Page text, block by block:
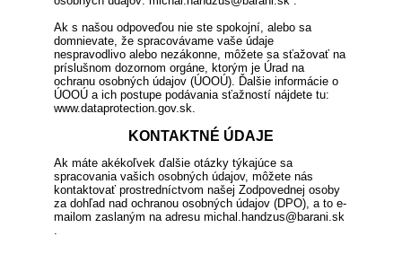
Ak s našou odpoveďou nie ste spokojní, alebo sa
domnievate, že spracovávame vaše údaje
nespravodlivo alebo nezákonne, môžete sa sťažovať na
príslušnom dozornom orgáne, ktorým je Úrad na
ochranu osobných údajov (ÚOOÚ). Ďalšie informácie o
ÚOOÚ a ich postupe podávania sťažností nájdete tu:
www.dataprotection.gov.sk.
KONTAKTNÉ ÚDAJE
Ak máte akékoľvek ďalšie otázky týkajúce sa
spracovania vašich osobných údajov, môžete nás
kontaktovať prostredníctvom našej Zodpovednej osoby
za dohľad nad ochranou osobných údajov (DPO), a to e-
mailom zaslaným na adresu michal.handzus@barani.sk